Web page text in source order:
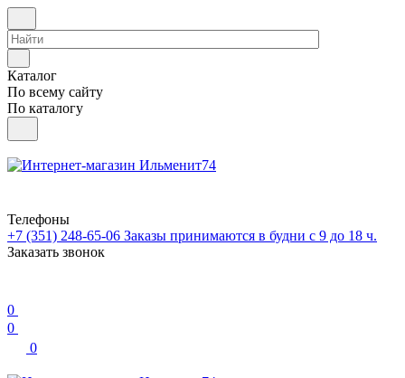
Каталог
По всему сайту
По каталогу
Телефоны
+7 (351) 248-65-06 Заказы принимаются в будни с 9 до 18 ч.
Заказать звонок
0
0
0